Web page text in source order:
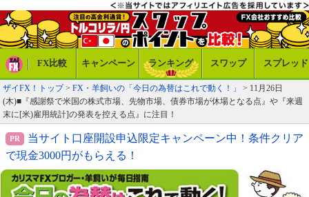
FX比較 キャンペーン ランキング スワップ スプレッド
ザイFX！トップ> FX・羊飼いの「今日の為替はこれで動く！」
> 11月26日
(木)■『感謝祭で米国の株式市場、先物市場、債券市場が休場となる点』や『来週
末に[米)雇用統計]の発表を控える点』に注目！
当サイト口座開設申込限定キャンペーン中！条件クリア
で現金3000円がもらえる！